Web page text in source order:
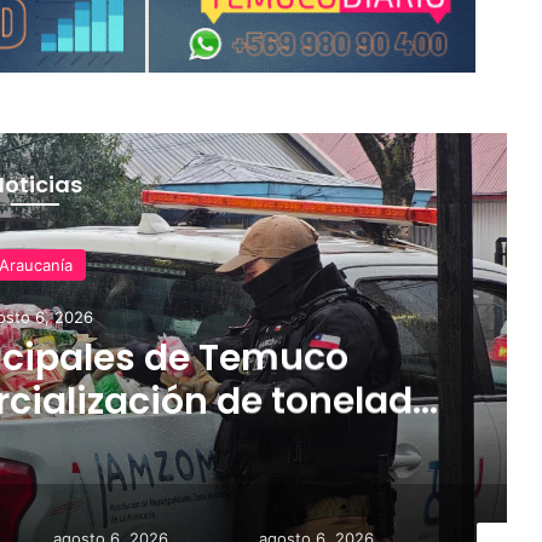
Araucanía
6, 2026
de Temuco
de tonelada
asiática ilegal